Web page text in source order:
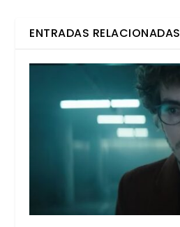
ENTRADAS RELACIONADAS